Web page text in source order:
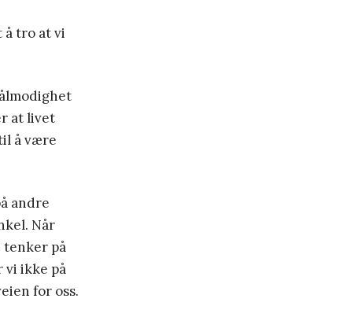
å tro at vi
at livet
å være
andre
Når
tenker på
vi ikke på
for oss.